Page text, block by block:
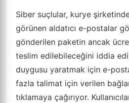
Siber suçlular, kurye
görünen aldatıcı e-postalar
gönderilen paketin ancak
teslim edilebileceğini iddia
duygusu yaratmak için e-
fazla talimat için verilen
tıklamaya çağırıyor.